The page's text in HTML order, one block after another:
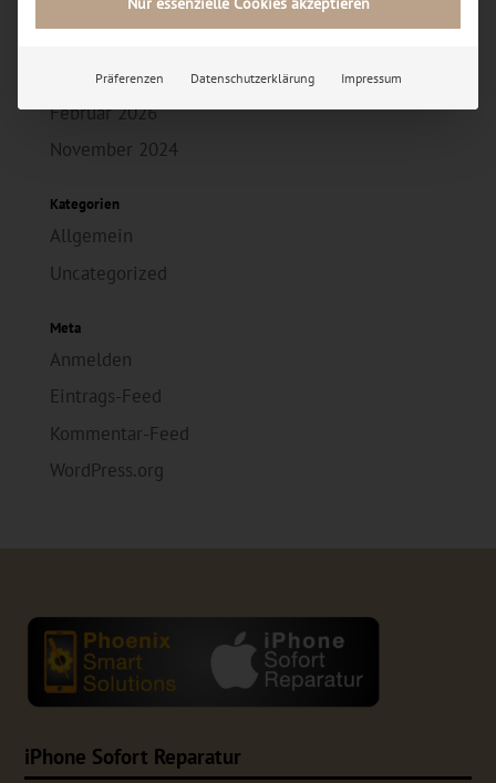
Juli 2026
Februar 2026
November 2024
Kategorien
Allgemein
Uncategorized
Meta
Anmelden
Eintrags-Feed
Kommentar-Feed
WordPress.org
iPhone Sofort Reparatur
Präferenzen Datenschutzerklärung Impressum